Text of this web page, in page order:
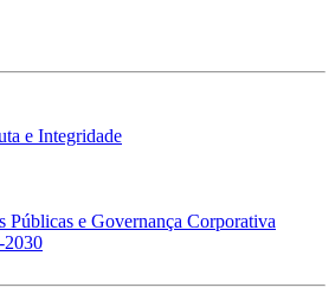
e Integridade
Públicas e Governança Corporativa
2030